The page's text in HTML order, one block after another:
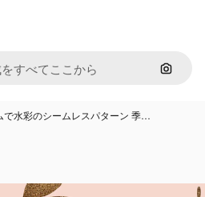
画像で
で水彩のシームレスパターン 季…